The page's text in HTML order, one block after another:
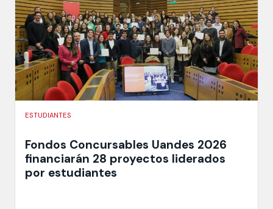
ESTUDIANTES
Fondos Concursables Uandes 2026
financiarán 28 proyectos liderados
por estudiantes